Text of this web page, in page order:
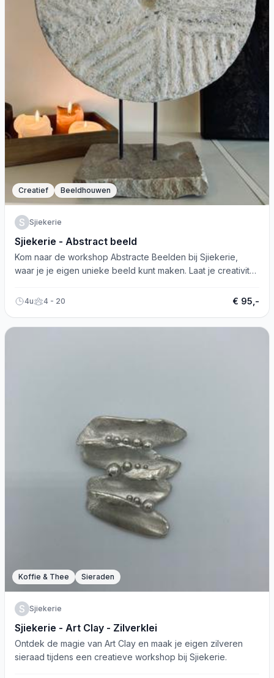
Creatief Beeldhouwen
S Sjiekerie
Sjiekerie - Abstract beeld
Kom naar de workshop Abstracte Beelden bij Sjiekerie,
waar je je eigen unieke beeld kunt maken. Laat je creativiteit
4u 4 - 20 € 95,-
Koffie & Thee Sieraden
S Sjiekerie
Sjiekerie - Art Clay - Zilverklei
Ontdek de magie van Art Clay en maak je eigen zilveren
sieraad tijdens een creatieve workshop bij Sjiekerie.